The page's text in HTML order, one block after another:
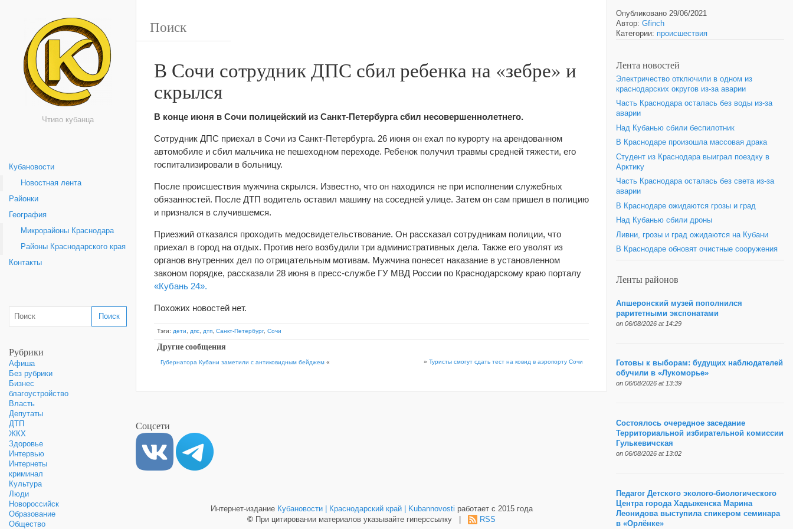
Чтиво кубанца
Кубановости
Новостная лента
Районки
География
Микрорайоны Краснодара
Районы Краснодарского края
Контакты
Рубрики
Афиша
Без рубрики
Бизнес
благоустройство
Власть
Депутаты
ДТП
ЖКХ
Здоровье
Интервью
Интернеты
криминал
Культура
Люди
Новороссийск
Образование
Общество
В Сочи сотрудник ДПС сбил ребенка на «зебре» и
скрылся
В конце июня в Сочи полицейский из Санкт-Петербурга сбил несовершеннолетнего.
Сотрудник ДПС приехал в Сочи из Санкт-Петербурга. 26 июня он ехал по курорту на арендованном
автомобиле и сбил мальчика не пешеходном переходе. Ребенок получил травмы средней тяжести, его
госпитализировали в больницу.
После происшествия мужчина скрылся. Известно, что он находился не при исполнении служебных
обязанностей. После ДТП водитель оставил машину на соседней улице. Затем он сам пришел в полицию
и признался в случившемся.
Приезжий отказался проходить медосвидетельствование. Он рассказал сотрудникам полиции, что
приехал в город на отдых. Против него возбудили три административных дела. Также его уволят из
органов внутренних дел по отрицательным мотивам. Мужчина понесет наказание в установленном
законом порядке, рассказали 28 июня в пресс-службе ГУ МВД России по Краснодарскому краю порталу
«Кубань 24».
Похожих новостей нет.
Тэги: дети дпс дтп Санкт-Петербург, Сочи
Другие сообщения
Губернатора Кубани заметили с антиковидным бейджем « » Туристы смогут сдать тест на ковид в аэропорту Сочи
Опубликовано 29/06/2021
Автор: Gfinch
Категории: происшествия
Лента новостей
Электричество отключили в одном из
краснодарских округов из-за аварии
Часть Краснодара осталась без воды из-за
аварии
Над Кубанью сбили беспилотник
В Краснодаре произошла массовая драка
Студент из Краснодара выиграл поездку в
Арктику
Часть Краснодара осталась без света из-за
аварии
В Краснодаре ожидаются грозы и град
Над Кубанью сбили дроны
Ливни, грозы и град ожидаются на Кубани
В Краснодаре обновят очистные сооружения
Ленты районов
Апшеронский музей пополнился
раритетными экспонатами
on 06/08/2026 at 14:29
Готовы к выборам: будущих наблюдателей
обучили в «Лукоморье»
on 06/08/2026 at 13:39
Состоялось очередное заседание
Территориальной избирательной комиссии
Гулькевичская
on 06/08/2026 at 13:02
Педагог Детского эколого-биологического
Центра города Хадыженска Марина
Леонидова выступила спикером семинара
в «Орлёнке»
Соцсети
Интернет-издание Кубановости | Краснодарский край | Kubannovosti работает с 2015 года
© При цитировании материалов указывайте гиперссылку | RSS